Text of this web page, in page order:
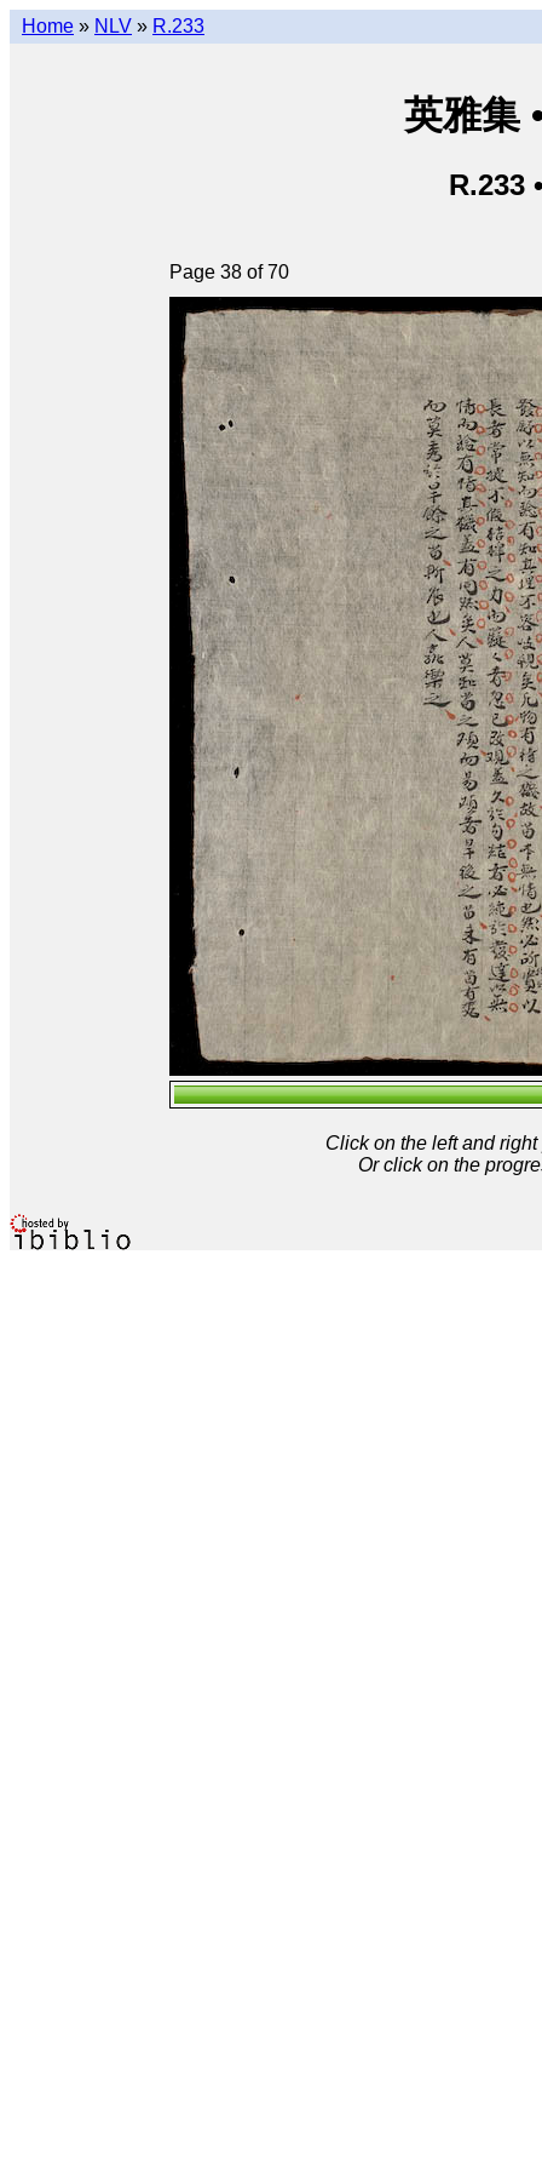
Home » NLV » R.233
英雅集
R.233
Page 38 of 70
Click on the left and
Or click on the